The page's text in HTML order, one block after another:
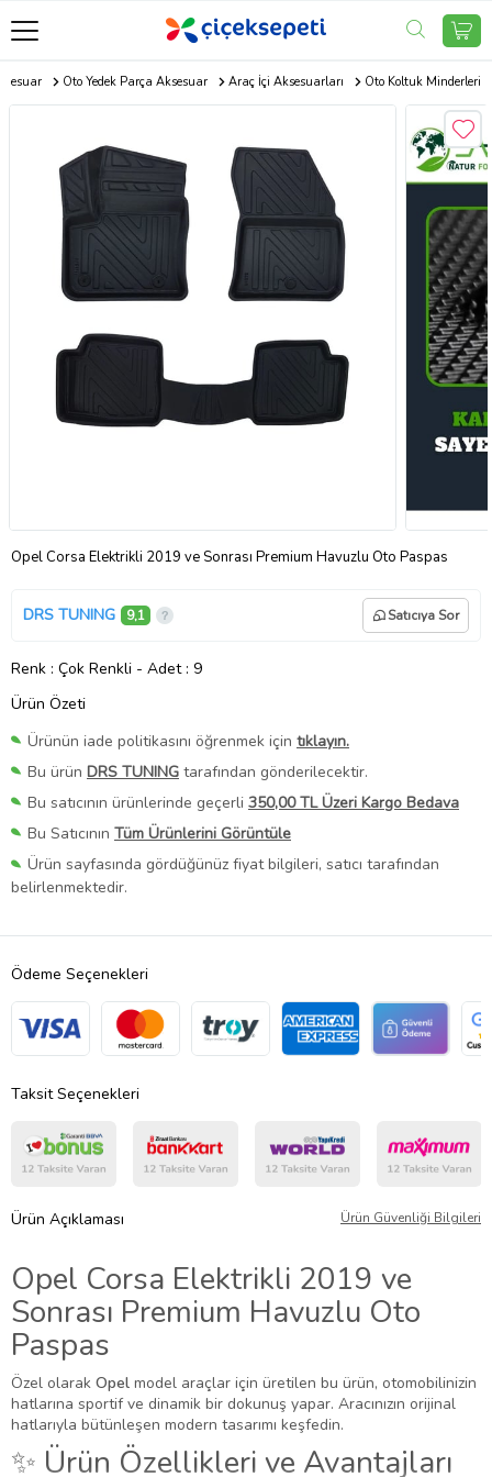
Oto Yedek Parça Aksesuar Araç İçi Aksesuarları Oto Koltuk Minderleri
Opel Corsa Elektrikli 2019 ve Sonrası Premium Havuzlu Oto Paspas
DRS TUNING 9,1 Satıcıya Sor
Renk : Çok Renkli - Adet : 9
Ürün Özeti
Ürünün iade politikasını öğrenmek için tıklayın.
Bu ürün DRS TUNING tarafından gönderilecektir.
Bu satıcının ürünlerinde geçerli 350,00 TL Üzeri Kargo Bedava
Bu Satıcının Tüm Ürünlerini Görüntüle
Ürün sayfasında gördüğünüz fiyat bilgileri, satıcı tarafından
belirlenmektedir.
Ödeme Seçenekleri
Taksit Seçenekleri
Ürün Açıklaması Ürün Güvenliği Bilgileri
Opel Corsa Elektrikli 2019 ve
Sonrası Premium Havuzlu Oto
Paspas
Özel olarak Opel model araçlar için üretilen bu ürün, otomobilinizin
hatlarına sportif ve dinamik bir dokunuş yapar. Aracınızın orijinal
hatlarıyla bütünleşen modern tasarımı keşfedin.
✨ Ürün Özellikleri ve Avantajları